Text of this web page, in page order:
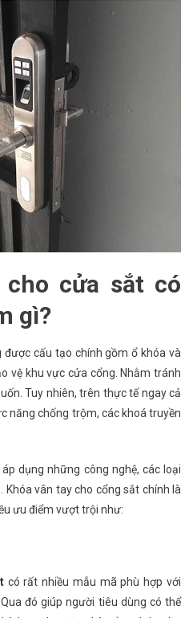
cho cửa sắt có
gì?
cấu tạo chính gồm ổ khóa và
vệ khu vực cửa cổng. Nhằm tránh
Tuy nhiên, trên thực tế ngay cả
năng chống trộm, các khoá truyền
dụng những công nghệ, các loại
vân tay cho cổng sắt chính là
ưu điểm vượt trội như:
có rất nhiều mẫu mã phù hợp với
đó giúp người tiêu dùng có thể